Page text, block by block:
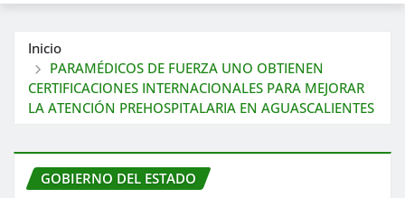
Inicio
PARAMÉDICOS DE FUERZA UNO OBTIENEN
CERTIFICACIONES INTERNACIONALES PARA MEJORAR
LA ATENCIÓN PREHOSPITALARIA EN AGUASCALIENTES
GOBIERNO DEL ESTADO